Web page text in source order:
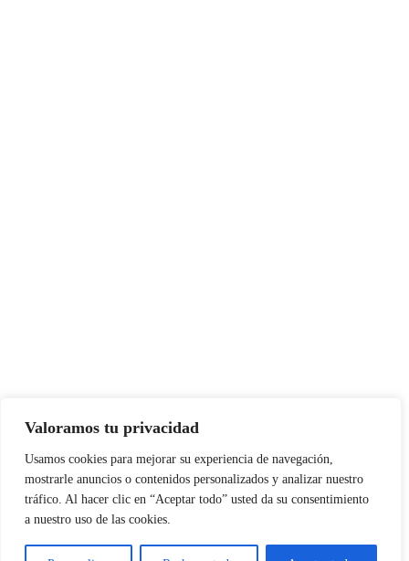
Valoramos tu privacidad
Usamos cookies para mejorar su experiencia de navegación,
mostrarle anuncios o contenidos personalizados y analizar nuestro
tráfico. Al hacer clic en “Aceptar todo” usted da su consentimiento
a nuestro uso de las cookies.